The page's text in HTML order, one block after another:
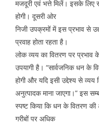
मजदूरी एवं भत्ते मिलें। इसके लिए
होगी। दूसरी ओर
निजी उपक्रमों में इस प्रभाव से
प्रवाह होता रहता है।
लोक व्यय का वितरण पर
उपयागी है। “सार्वजनिक धन के
होगी और यदि इसी उद्देश्य से
अनुत्पादक माना जाएगा।” इस
स्पष्ट किया कि धन के वितरण
गरीबों पर अधिक